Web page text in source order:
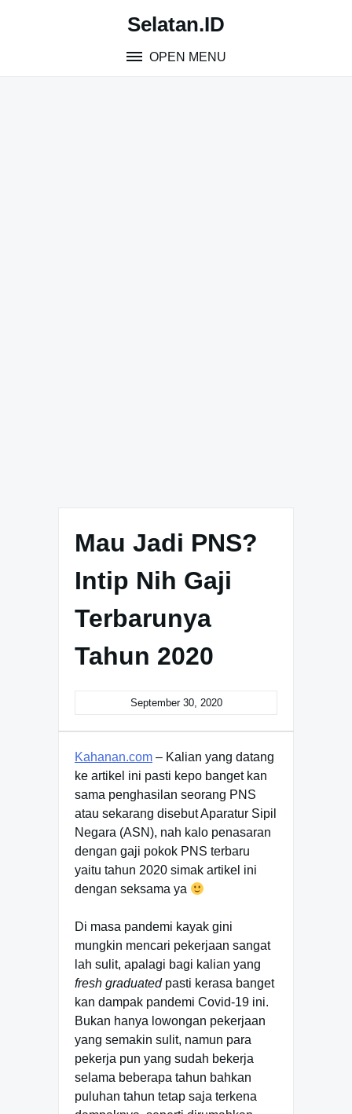
Selatan.ID
OPEN MENU
Mau Jadi PNS?
Intip Nih Gaji
Terbarunya
Tahun 2020
September 30, 2020
Kahanan.com – Kalian yang datang
ke artikel ini pasti kepo banget kan
sama penghasilan seorang PNS
atau sekarang disebut Aparatur Sipil
Negara (ASN), nah kalo penasaran
dengan gaji pokok PNS terbaru
yaitu tahun 2020 simak artikel ini
dengan seksama ya
Di masa pandemi kayak gini
mungkin mencari pekerjaan sangat
lah sulit, apalagi bagi kalian yang
fresh graduated pasti kerasa banget
kan dampak pandemi Covid-19 ini.
Bukan hanya lowongan pekerjaan
yang semakin sulit, namun para
pekerja pun yang sudah bekerja
selama beberapa tahun bahkan
puluhan tahun tetap saja terkena